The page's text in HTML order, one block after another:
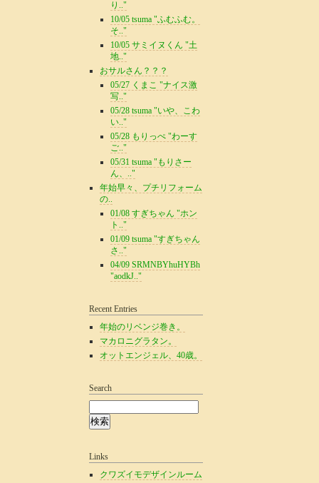
り.."
10/05 tsuma "ふむふむ。
そ.."
10/05 サミイヌくん "土
地.."
おサルさん？？？
05/27 くまこ "ナイス激
写.."
05/28 tsuma "いや、こわ
い.."
05/28 もりっぺ "わーす
ご.."
05/31 tsuma "もりさー
ん、.."
年始早々、プチリフォーム
の..
01/08 すぎちゃん "ホン
ト.."
01/09 tsuma "すぎちゃん
さ.."
04/09 SRMNBYhuHYBh
"aodkJ.."
Recent Entries
年始のリベンジ巻き。
マカロニグラタン。
オットエンジェル、40歳。
Search
Links
クワズイモデザインルーム